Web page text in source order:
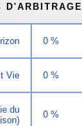
D'ARBITRAGE
0 %
Vie 0 %
du
0 %